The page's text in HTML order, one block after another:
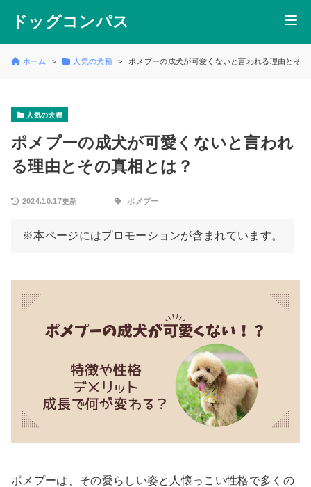
ドッグコンパス
ホーム 人気の犬種 ポメプーの成犬が可愛くないと言われる理由とそ
人気の犬種
ポメプーの成犬が可愛くないと言われ
る理由とその真相とは？
2024.10.17更新 ポメプー
※本ページにはプロモーションが含まれています。
ポメプーは、その愛らしい姿と人懐っこい性格で多くの